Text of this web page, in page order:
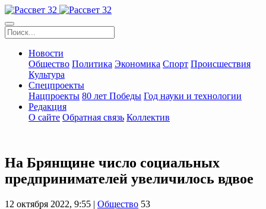
Новости
Общество Политика Экономика Спорт Происшествия
Культура
Спецпроекты
Нацпроекты 80 лет Победы Год науки и технологии
Редакция
О сайте Обратная связь Коллектив
На Брянщине число социальных
предпринимателей увеличилось вдвое
12 октября 2022, 9:55 | Общество 53